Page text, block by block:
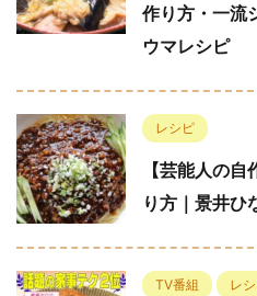
作り方・一流
ウマレシピ
レシピ
【芸能人の
り方｜景井ひ
TV番組 レ